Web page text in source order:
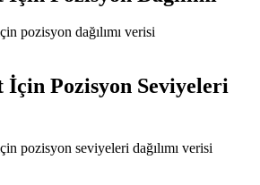
pozisyon dağılımı verisi
İçin Pozisyon Seviyeleri
pozisyon seviyeleri dağılımı verisi